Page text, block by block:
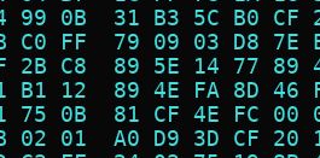
99 0B  31 B3 5C B0
C0 FF  79 09 03 D8
2B C8  89 5E 14 77
B1 12  89 4E FA 8D
75 0B  81 CF 4E FC
02 01  A0 D9 3D CF